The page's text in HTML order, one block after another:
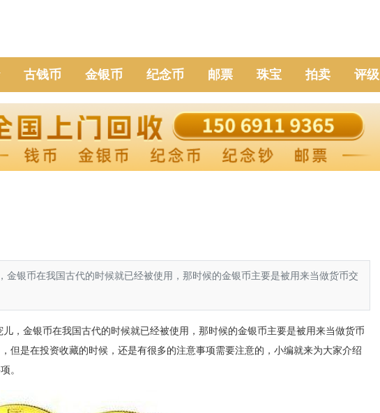
古钱币 金银币 纪念币 邮票 珠宝 拍卖 评级
银币在我国古代的时候就已经被使用，那时候的金银币主要是被用来当做货币交
，金银币在我国古代的时候就已经被使用，那时候的金银币主要是被用来当做货币
但是在投资收藏的时候，还是有很多的注意事项需要注意的，小编就来为大家介绍
。